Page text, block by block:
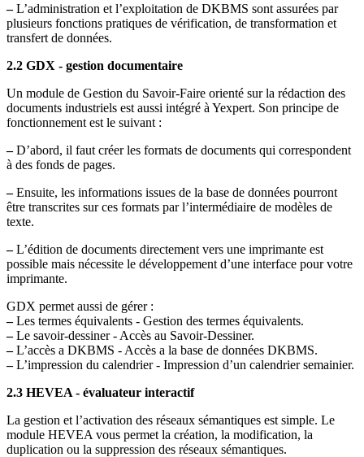
–L’administration et l’exploitation de DKBMS sont assurées par
plusieurs fonctions pratiques de vérification, de transformation et
transfert de données.
2.2 GDX - gestion documentaire
Un module de Gestion du Savoir-Faire orienté sur la rédaction des
documents industriels est aussi intégré à Yexpert. Son principe de
fonctionnement est le suivant :
–D’abord, il faut créer les formats de documents qui correspondent
à des fonds de pages.
–Ensuite, les informations issues de la base de données pourront
être transcrites sur ces formats par l’intermédiaire de modèles de
texte.
–L’édition de documents directement vers une imprimante est
possible mais nécessite le développement d’une interface pour votre
imprimante.
GDX permet aussi de gérer :
–Les termes équivalents - Gestion des termes équivalents.
–Le savoir-dessiner - Accès au Savoir-Dessiner.
–L’accès a DKBMS - Accès a la base de données DKBMS.
–L’impression du calendrier - Impression d’un calendrier semainier.
2.3 HEVEA - évaluateur interactif
La gestion et l’activation des réseaux sémantiques est simple. Le
module HEVEA vous permet la création, la modification, la
duplication ou la suppression des réseaux sémantiques.